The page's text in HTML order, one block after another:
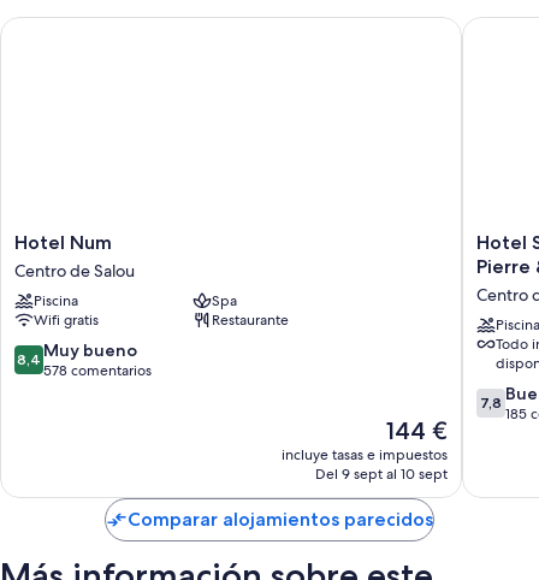
Hotel
Num
Centro
de
Salou
Hotel Num
Centro de Salou
Piscina
Spa
Wifi gratis
Restaurante
8.4
sobre
8,4 Muy bueno
578 comentarios
El
precio
actual
de
144 €
144 €
incluye tasas e impuestos
Del 9 sept al 10 sept
Hotel Num
Hotel
Salou
(Adults
by
Pierre
&
Hotel
Pierre
Centro
Piscina
Todo
7.8
sobre
7,8
185
Hotel
Comparar alojamientos parecidos